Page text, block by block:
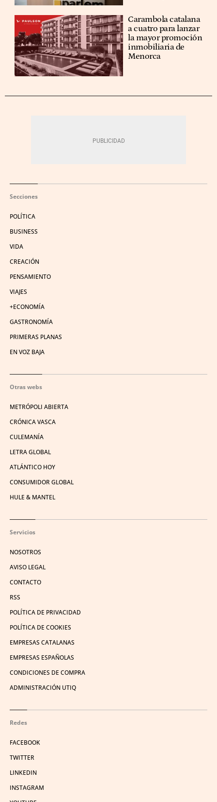
Carambola catalana
a cuatro para lanzar
la mayor promoción
inmobiliaria de
Menorca
Secciones
POLÍTICA
BUSINESS
VIDA
CREACIÓN
PENSAMIENTO
VIAJES
+ECONOMÍA
GASTRONOMÍA
PRIMERAS PLANAS
EN VOZ BAJA
Otras webs
METRÓPOLI ABIERTA
CRÓNICA VASCA
CULEMANÍA
LETRA GLOBAL
ATLÁNTICO HOY
CONSUMIDOR GLOBAL
HULE & MANTEL
Servicios
NOSOTROS
AVISO LEGAL
CONTACTO
RSS
POLÍTICA DE PRIVACIDAD
POLÍTICA DE COOKIES
EMPRESAS CATALANAS
EMPRESAS ESPAÑOLAS
CONDICIONES DE COMPRA
ADMINISTRACIÓN UTIQ
Redes
FACEBOOK
TWITTER
LINKEDIN
INSTAGRAM